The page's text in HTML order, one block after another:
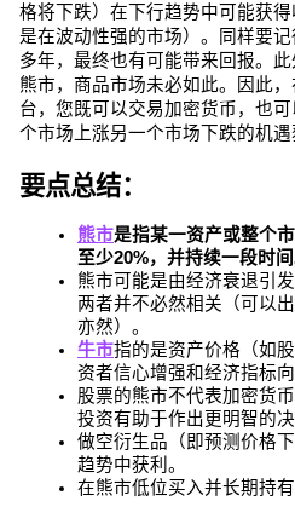
格将下跌）在下行趋势中可能获
是在波动性强的市场）。同样要
多年，最终也有可能带来回报。
熊市，商品市场未必如此。因此
台，您既可以交易加密货币，也
个市场上涨另一个市场下跌的机遇
要点总结：
熊市是指某一资产或整个市
至少20%，并持续一段时间
熊市可能是由经济衰退引
两者并不必然相关（可以
亦然）。
牛市指的是资产价格（如
资者信心增强和经济指标
股票的熊市不代表加密货
投资有助于作出更明智的决
做空衍生品（即预测价格
趋势中获利。
在熊市低位买入并长期持